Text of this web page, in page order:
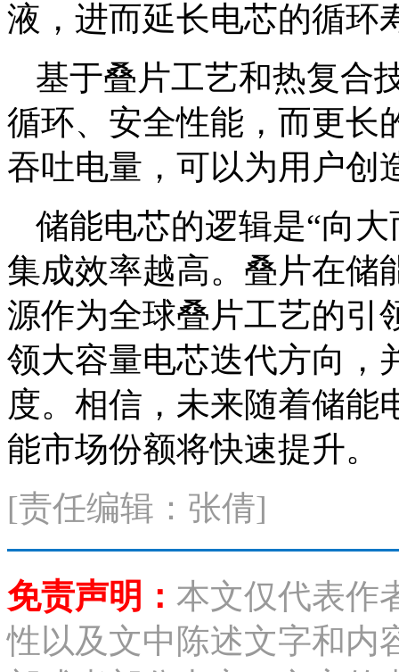
液，进而延长电芯的循环
基于叠片工艺和热复合
循环、安全性能，而更长
吞吐电量，可以为用户创
储能电芯的逻辑是“向
集成效率越高。叠片在储
源作为全球叠片工艺的引
领大容量电芯迭代方向，
度。相信，未来随着储能
能市场份额将快速提升。
[责任编辑：张倩]
免责声明： 本文仅代表作
性以及文中陈述文字和内